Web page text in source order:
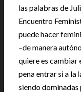
las palabras de
Encuentro
puede hacer
–de manera
quiere es cambiar
pena entrar si a la
siendo dominadas